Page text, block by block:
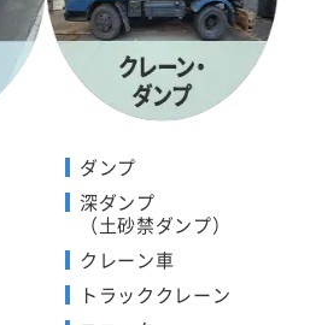
ダンプ
深ダンプ
（土砂禁ダンプ）
クレーン車
トラッククレーン